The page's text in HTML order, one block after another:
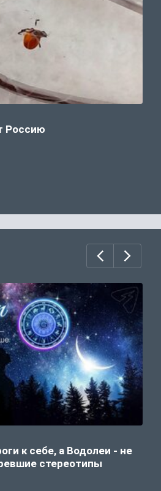
Россию
к себе, а Водолеи - не
стереотипы